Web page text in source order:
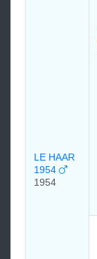
LE HAAR
1954
1954